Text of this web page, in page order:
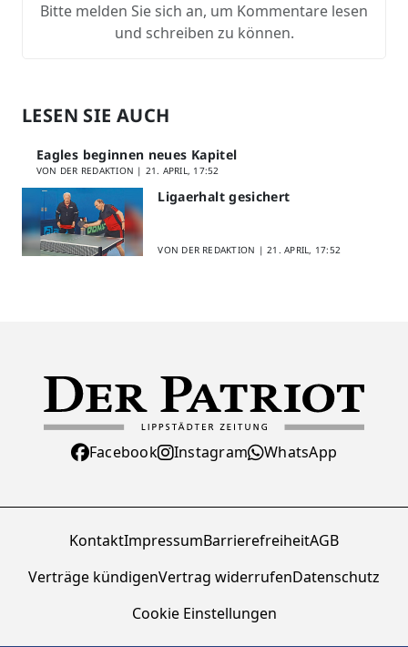
Bitte melden Sie sich an, um Kommentare lesen
und schreiben zu können.
LESEN SIE AUCH
Eagles beginnen neues Kapitel
VON DER REDAKTION | 21. APRIL, 17:52
Ligaerhalt gesichert
VON DER REDAKTION |21. APRIL, 17:52
Facebook Instagram WhatsApp
KontaktImpressumBarrierefreiheitAGB
Verträge kündigenVertrag widerrufenDatenschutz
Cookie Einstellungen